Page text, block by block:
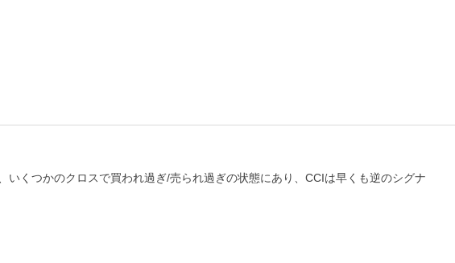
くつかのクロスで買われ過ぎ/売られ過ぎの状態にあり、CCIは早くも逆のシグナ